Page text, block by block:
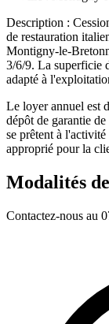
Description :
de restauration
Montigny-le-
3/6/9. La superficie
adapté à
Le loyer annuel est
dépôt de garantie
se prêtent à
approprié pour la
Modalités
Contactez-nous au